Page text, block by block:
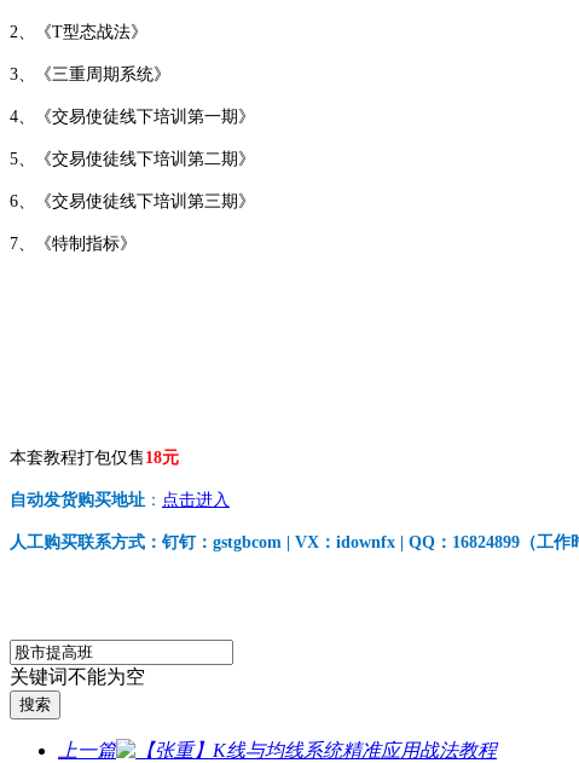
2、《T型态战法》
3、《三重周期系统》
4、《交易使徒线下培训第一期》
5、《交易使徒线下培训第二期》
6、《交易使徒线下培训第三期》
7、《特制指标》
本套教程打包仅售18元
自动发货购买地址 ： 点击进入
人工购买联系方式：钉钉：gstgbcom | VX：idownfx | QQ：16824899（工
关键词不能为空
上一篇